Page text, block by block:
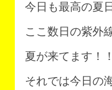
今日も最高の夏
ここ数日の紫外
夏が来てます！
それでは今日の